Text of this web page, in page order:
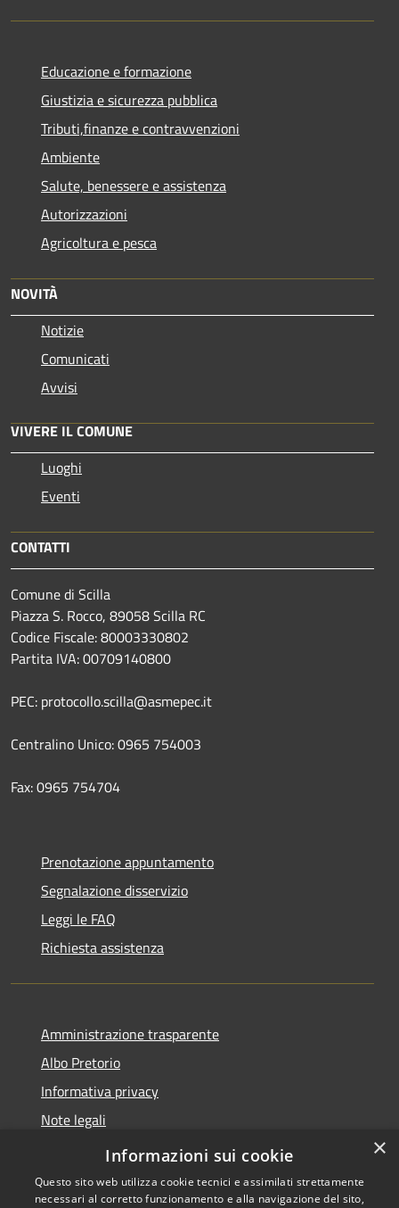
Educazione e formazione
Giustizia e sicurezza pubblica
Tributi,finanze e contravvenzioni
Ambiente
Salute, benessere e assistenza
Autorizzazioni
Agricoltura e pesca
NOVITÀ
Notizie
Comunicati
Avvisi
VIVERE IL COMUNE
Luoghi
Eventi
CONTATTI
Comune di Scilla
Piazza S. Rocco, 89058 Scilla RC
Codice Fiscale: 80003330802
Partita IVA: 00709140800
PEC: protocollo.scilla@asmepec.it
Centralino Unico: 0965 754003
Fax: 0965 754704
Prenotazione appuntamento
Segnalazione disservizio
Leggi le FAQ
Richiesta assistenza
Amministrazione trasparente
Albo Pretorio
Informativa privacy
Note legali
Dichiarazione di accessibilità
×
Informazioni sui cookie
Questo sito web utilizza cookie tecnici e assimilati strettamente
necessari al corretto funzionamento e alla navigazione del sito,